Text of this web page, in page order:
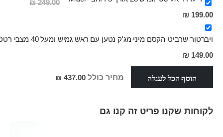
249.00 ₪
מחיר
מבצע
199.00 ₪
ויברטור שרביט הקסם מיני מג'ק נטען עם ראש גמיש ומעל 40 מצבי רטט שונים
מחיר
מבצע
149.00 ₪
הוסף הכל לעגלה מחיר כולל 437.00 ₪
לקוחות שקנו פריט זה קנו גם